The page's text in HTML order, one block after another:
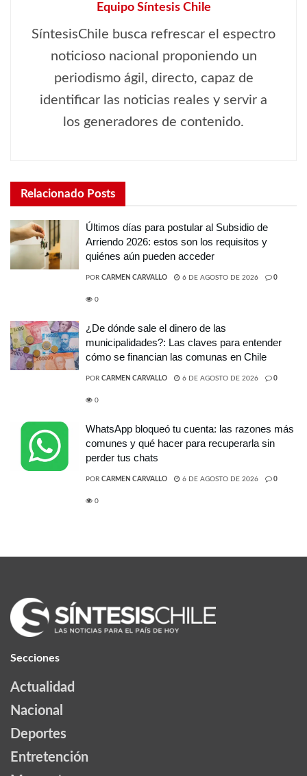
Equipo Síntesis Chile
SíntesisChile busca refrescar el espectro
noticioso nacional proponiendo un
periodismo ágil, directo, capaz de
identificar las noticias reales y servir a
los generadores de contenido.
Relacionado Posts
Últimos días para postular al Subsidio de
Arriendo 2026: estos son los requisitos y
quiénes aún pueden acceder
POR CARMEN CARVALLO 6 DE AGOSTO DE 2026 0
0
¿De dónde sale el dinero de las
municipalidades?: Las claves para entender
cómo se financian las comunas en Chile
POR CARMEN CARVALLO 6 DE AGOSTO DE 2026 0
0
WhatsApp bloqueó tu cuenta: las razones más
comunes y qué hacer para recuperarla sin
perder tus chats
POR CARMEN CARVALLO 6 DE AGOSTO DE 2026 0
0
Secciones
Actualidad
Nacional
Deportes
Entretención